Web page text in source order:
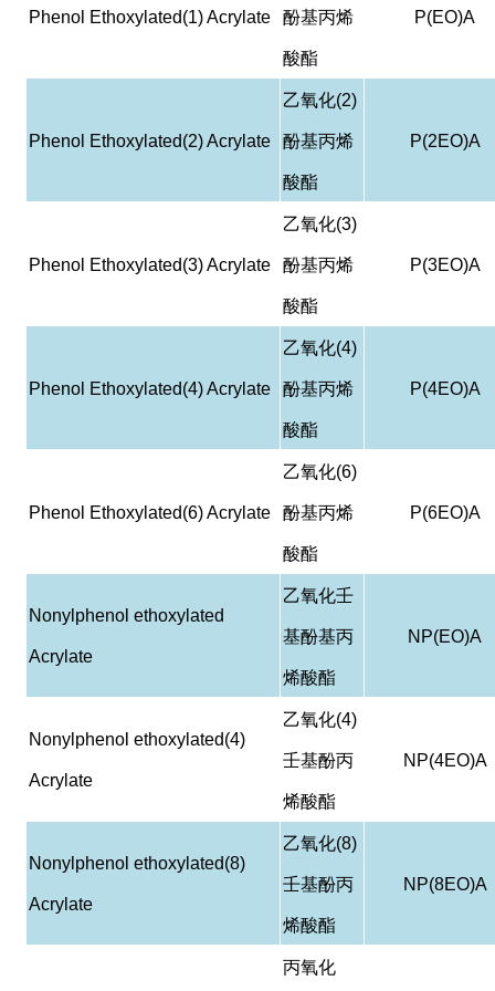
Phenol Ethoxylated(1) Acrylate 酚基丙烯
酸酯
P(EO)A
Phenol Ethoxylated(2) Acrylate
乙氧化(2)
酚基丙烯
酸酯
P(2EO)A
Phenol Ethoxylated(3) Acrylate
乙氧化(3)
酚基丙烯
酸酯
P(3EO)A
Phenol Ethoxylated(4) Acrylate
乙氧化(4)
酚基丙烯
酸酯
P(4EO)A
Phenol Ethoxylated(6) Acrylate
乙氧化(6)
酚基丙烯
酸酯
P(6EO)A
Nonylphenol ethoxylated
Acrylate
乙氧化壬
基酚基丙
烯酸酯
NP(EO)A
Nonylphenol ethoxylated(4)
Acrylate
乙氧化(4)
壬基酚丙
烯酸酯
NP(4EO)A
Nonylphenol ethoxylated(8)
Acrylate
乙氧化(8)
壬基酚丙
烯酸酯
NP(8EO)A
丙氧化